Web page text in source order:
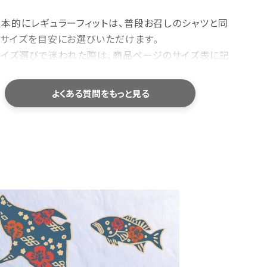
的にレギュラーフィットは、普段お召しのシャツと同
イズを目安にお選びいただけます。
ズ選びで迷われた際は、商品ページのサイズ表に記
で比較していただくと、より安心してお選びいただけ
。
洗濯ネットの使用をおすすめしております。
機のご使用や、濡れたまま長時間放置することはお
ください。洗濯後は形を整えて陰干しすると、長くき
にご愛用いただけます。
よくある質問をもっと見る